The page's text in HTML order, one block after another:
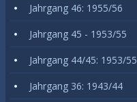
Jahrgang 46: 1955/56
Jahrgang 45 - 1953/55
Jahrgang 44/45: 1953/55
Jahrgang 36: 1943/44